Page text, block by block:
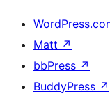
Matt ↗
bbPress ↗
BuddyPress ↗